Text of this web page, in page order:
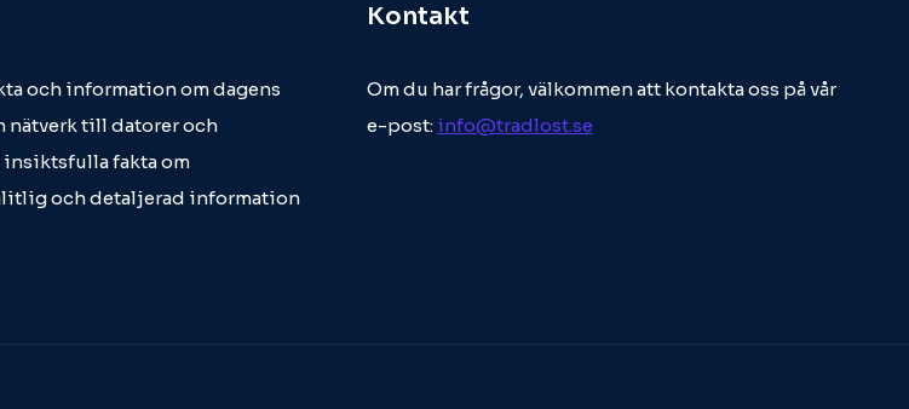
och information om dagens
nätverk till datorer och
fakta om
och detaljerad information
Kontakt
Om du har frågor, välkommen att kontakta oss på vår
e-post: info@tradlost.se